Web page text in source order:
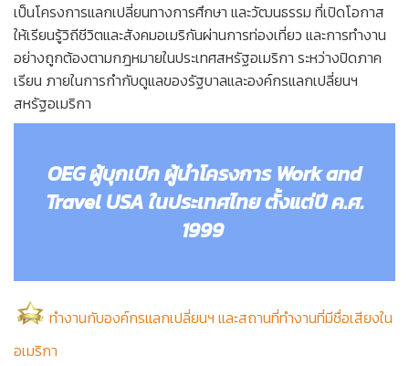
เป็นโครงการแลกเปลี่ยนทางการศึกษา และวัฒนธรรม ที่เปิดโอกาส
ให้เรียนรู้วิถีชีวิตและสังคมอเมริกันผ่านการท่องเที่ยว และการทำงาน
อย่างถูกต้องตามกฎหมายในประเทศสหรัฐอเมริกา ระหว่างปิดภาค
เรียน ภายในการกำกับดูแลของรัฐบาลและองค์กรแลกเปลี่ยนฯ
สหรัฐอเมริกา
OEG ผู้บุกเบิก ผู้นำโครงการ Work and
Travel USA ในประเทศไทย ตั้งแต่ปี ค.ศ.
1999
ทำงานกับองค์กรแลกเปลี่ยนฯ และสถานที่ทำงานที่มีชื่อเสียงใน
อเมริกา